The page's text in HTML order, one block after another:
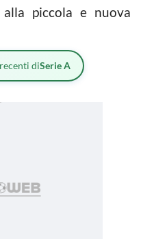
alla piccola e nuova
diSerie A